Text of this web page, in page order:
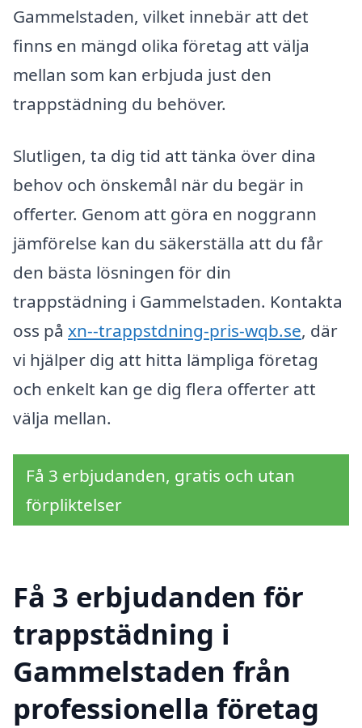
Gammelstaden, vilket innebär att det
finns en mängd olika företag att välja
mellan som kan erbjuda just den
trappstädning du behöver.
Slutligen, ta dig tid att tänka över dina
behov och önskemål när du begär in
offerter. Genom att göra en noggrann
jämförelse kan du säkerställa att du får
den bästa lösningen för din
trappstädning i Gammelstaden. Kontakta
oss på xn--trappstdning-pris-wqb.se, där
vi hjälper dig att hitta lämpliga företag
och enkelt kan ge dig flera offerter att
välja mellan.
Få 3 erbjudanden, gratis och utan
förpliktelser
Få 3 erbjudanden för
trappstädning i
Gammelstaden från
professionella företag